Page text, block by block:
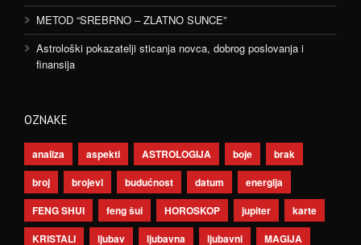
METOD “SREBRNO – ZLATNO SUNCE”
Astrološki pokazatelji sticanja novca, dobrog poslovanja i
finansija
OZNAKE
analiza aspekti ASTROLOGIJA boje
brak
broj
brojevi budućnost datum
energija
FENG SHUI
feng šui HOROSKOP jupiter
karte
KRISTALI
ljubav ljubavna ljubavni
MAGIJA